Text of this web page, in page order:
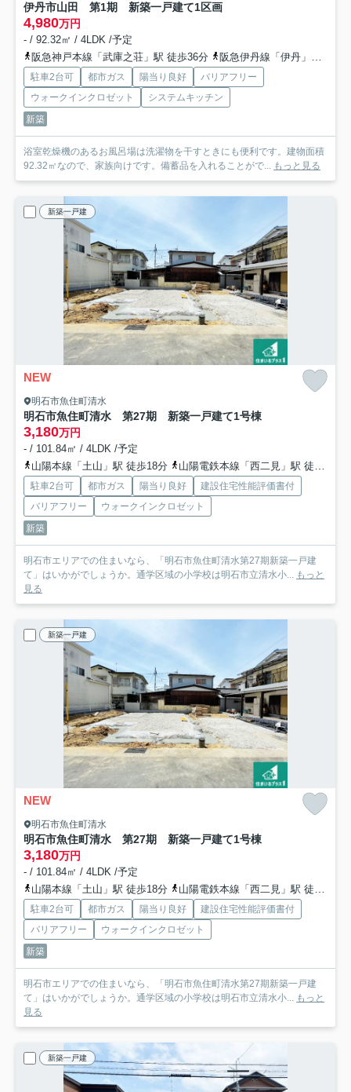
伊丹市山田 第1期 新築一戸建て1区画
4,980万円
- / 92.32㎡ / 4LDK /予定
阪急神戸本線「武庫之荘」駅 徒歩36分
阪急伊丹線「伊丹」駅 徒歩36分
駐車2台可 都市ガス 陽当り良好
バリアフリー
ウォークインクロゼット
システムキッチン
新築
浴室乾燥機のあるお風呂場は洗濯物を干すときにも便利です。建物面積
92.32㎡なので、家族向けです。備蓄品を入れることがで... もっと見る
新築一戸建
NEW
明石市魚住町清水
明石市魚住町清水 第27期 新築一戸建て1号棟
3,180万円
- / 101.84㎡ / 4LDK /予定
山陽本線「土山」駅 徒歩18分
山陽電鉄本線「西二見」駅 徒歩39分
駐車2台可 都市ガス 陽当り良好
建設住宅性能評価書付
バリアフリー
ウォークインクロゼット
新築
明石市エリアでの住まいなら、「明石市魚住町清水第27期新築一戸建
て」はいかがでしょうか。通学区域の小学校は明石市立清水小... もっと
見る
新築一戸建
NEW
明石市魚住町清水
明石市魚住町清水 第27期 新築一戸建て1号棟
3,180万円
- / 101.84㎡ / 4LDK /予定
山陽本線「土山」駅 徒歩18分
山陽電鉄本線「西二見」駅 徒歩39分
駐車2台可 都市ガス 陽当り良好
建設住宅性能評価書付
バリアフリー
ウォークインクロゼット
新築
明石市エリアでの住まいなら、「明石市魚住町清水第27期新築一戸建
て」はいかがでしょうか。通学区域の小学校は明石市立清水小... もっと
見る
新築一戸建